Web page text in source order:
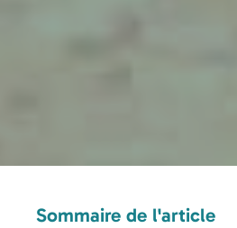
Sommaire de l'article